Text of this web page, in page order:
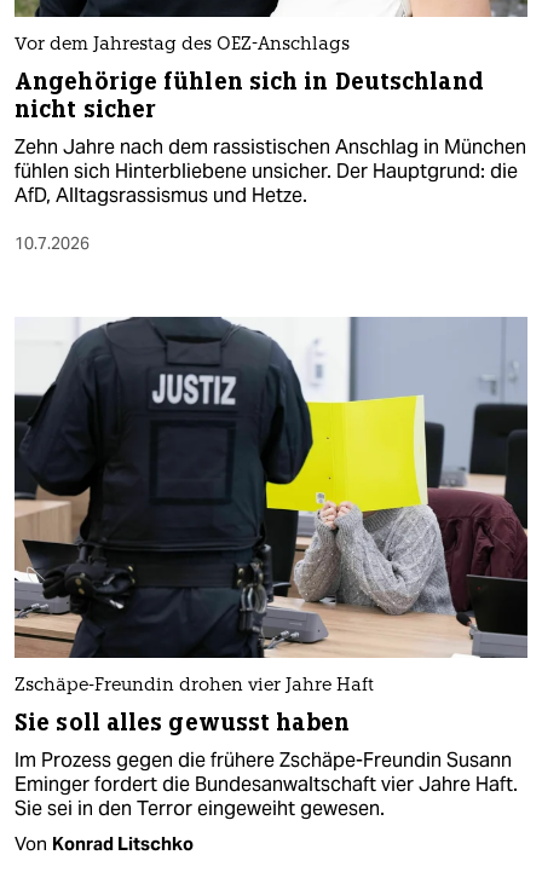
Vor dem Jahrestag des OEZ-Anschlags
Angehörige fühlen sich in Deutschland
nicht sicher
Zehn Jahre nach dem rassistischen Anschlag in München
fühlen sich Hinterbliebene unsicher. Der Hauptgrund: die
AfD, Alltagsrassismus und Hetze.
10.7.2026
Zschäpe-Freundin drohen vier Jahre Haft
Sie soll alles gewusst haben
Im Prozess gegen die frühere Zschäpe-Freundin Susann
Eminger fordert die Bundesanwaltschaft vier Jahre Haft.
Sie sei in den Terror eingeweiht gewesen.
Von Konrad Litschko